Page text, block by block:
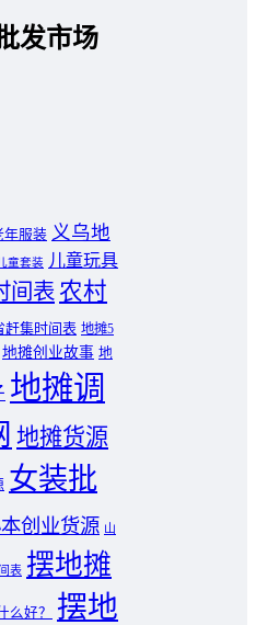
发市场
年服装 义乌地
童套装 儿童玩具
间表 农村
赶集时间表 地摊5
地摊创业故事 地
地摊调
地摊货源
女装批
创业货源 山
表 摆地摊
么好？
摆地